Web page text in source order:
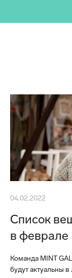
04.02.2022
Список
в феврале
Команда MINT
будут актуальны